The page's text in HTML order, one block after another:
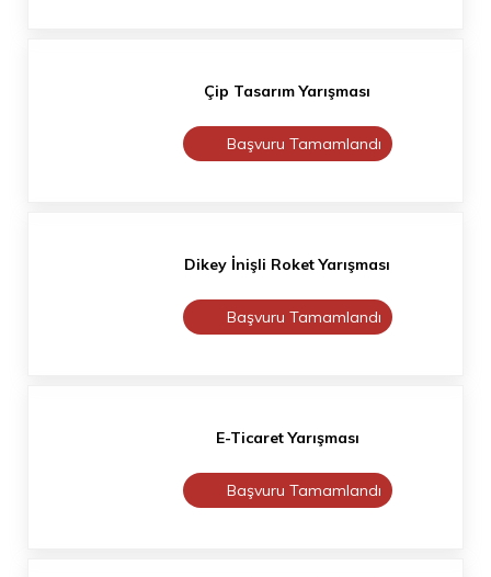
Çip Tasarım Yarışması
Başvuru Tamamlandı
Dikey İnişli Roket Yarışması
Başvuru Tamamlandı
E-Ticaret Yarışması
Başvuru Tamamlandı